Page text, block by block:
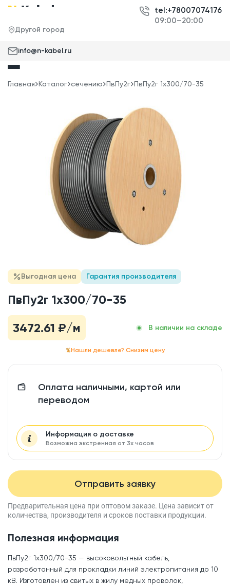
Другой город
tel:+78007074176
09:00–20:00
info@n-kabel.ru
Главная Каталог сечению ПвПу2г ПвПу2г 1x300/70-35
Выгодная цена Гарантия производителя
ПвПу2г 1x300/70-35
3472.61 ₽/м В наличии на складе
Нашли дешевле? Снизим цену
Отправить заявку
Предварительная цена при оптовом заказе. Цена зависит от
количества, производителя и сроков поставки продукции.
Оплата наличными, картой или
переводом
Информация о доставке
Возможна экстренная от 3х часов
Полезная информация
ПвПу2г 1x300/70-35 — высоковольтный кабель,
разработанный для прокладки линий электропитания до 10
кВ. Изготовлен из свитых в жилу медных проволок,